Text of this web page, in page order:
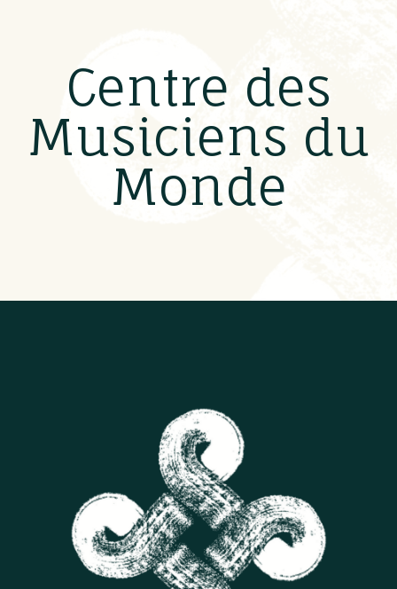
Centre des
Musiciens du
Monde